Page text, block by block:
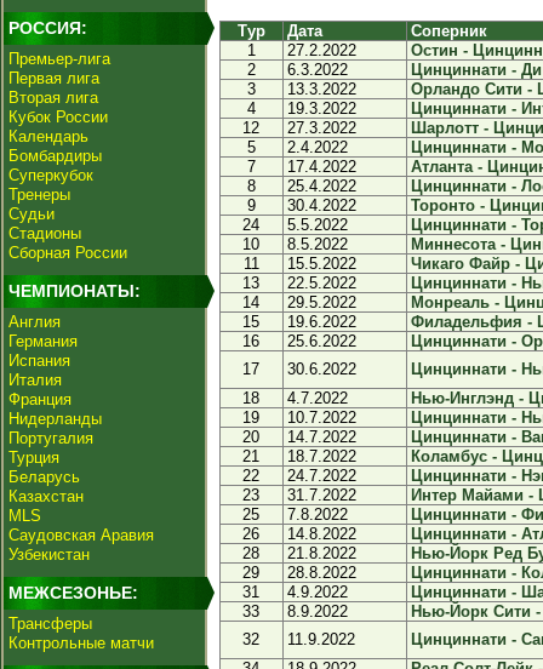
РОССИЯ:
Премьер-лига
Первая лига
Вторая лига
Кубок России
Календарь
Бомбардиры
Суперкубок
Тренеры
Судьи
Стадионы
Сборная России
ЧЕМПИОНАТЫ:
Англия
Германия
Испания
Италия
Франция
Нидерланды
Португалия
Турция
Беларусь
Казахстан
MLS
Саудовская Аравия
Узбекистан
МЕЖСЕЗОНЬЕ:
Трансферы
Контрольные матчи
Тур Дата
Соперник
1
27.2.2022
Остин -
2
6.3.2022
Цинциннати -
3
13.3.2022
Орландо Сити -
4
19.3.2022
Цинциннати -
12
27.3.2022
Шарлотт -
5
2.4.2022
Цинциннати -
7
17.4.2022
Атланта -
8
25.4.2022
Цинциннати -
9
30.4.2022
Торонто -
24
5.5.2022
Цинциннати -
10
8.5.2022
Миннесота -
11
15.5.2022
Чикаго Файр -
13
22.5.2022
Цинциннати -
14
29.5.2022
Монреаль -
15
19.6.2022
Филадельфия -
16
25.6.2022
Цинциннати -
17
30.6.2022
Цинциннати -
18
4.7.2022
Нью-Инглэнд -
19
10.7.2022
Цинциннати -
20
14.7.2022
Цинциннати -
21
18.7.2022
Коламбус -
22
24.7.2022
Цинциннати -
23
31.7.2022
Интер Майами -
25
7.8.2022
Цинциннати -
26
14.8.2022
Цинциннати -
28
21.8.2022
Нью-Йорк Ред
29
28.8.2022
Цинциннати -
31
4.9.2022
Цинциннати -
33
8.9.2022
Нью-Йорк Сити
32
11.9.2022
Цинциннати -